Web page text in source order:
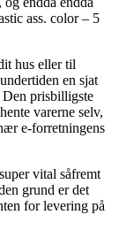
ass. color – 5
hus eller til
en sjat
prisbilligste
varerne selv,
e-forretningens
vital såfremt
grund er det
for levering på